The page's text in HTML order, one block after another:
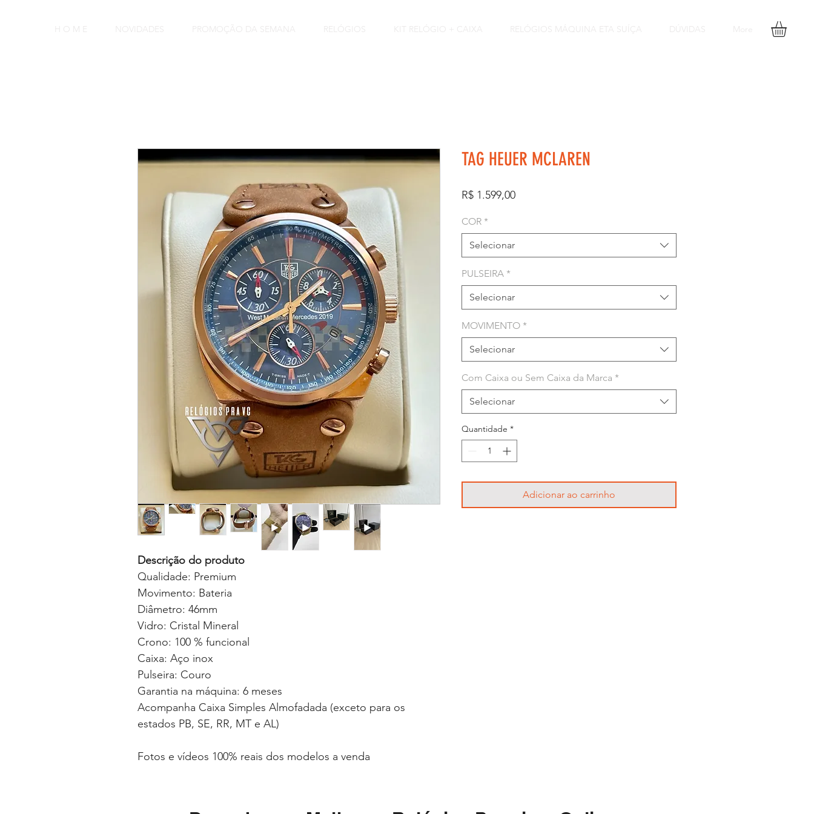
H O M E PROMOÇÃO DA SEMANA RELÓGIOS KIT RELÓGIO + CAIXA RELÓGIOS MÁQUINA ETA SUÍÇA More
Descrição do produto
Qualidade: Premium
Movimento: Bateria
Diâmetro: 46mm
Vidro: Cristal Mineral
Crono: 100 % funcional
Caixa: Aço inox
Pulseira: Couro
Garantia na máquina: 6 meses
Acompanha Caixa Simples Almofadada (exceto para os
estados PB, SE, RR, MT e AL)
Fotos e vídeos 100% reais dos modelos a venda
TAG HEUER MCLAREN
R$ 1.599,00Preço
COR *
Selecionar
PULSEIRA *
Selecionar
MOVIMENTO *
Selecionar
Com Caixa ou Sem Caixa da Marca *
Selecionar
Quantidade *
Adicionar ao carrinho